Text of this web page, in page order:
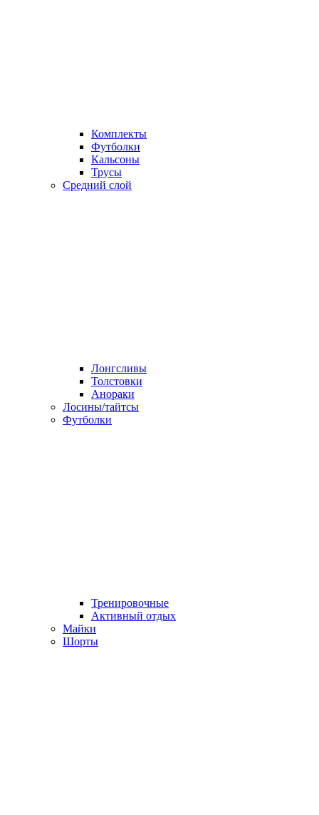
Комплекты
Футболки
Кальсоны
Трусы
Средний слой
Лонгсливы
Толстовки
Анораки
Лосины/тайтсы
Футболки
Тренировочные
Активный отдых
Майки
Шорты